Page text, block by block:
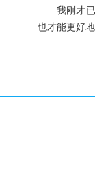
我刚才
也才能更好